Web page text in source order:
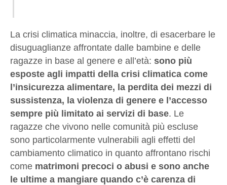
La crisi climatica minaccia, inoltre, di esacerbare le
disuguaglianze affrontate dalle bambine e delle
ragazze in base al genere e all’età: sono più
esposte agli impatti della crisi climatica come
l’insicurezza alimentare, la perdita dei mezzi di
sussistenza, la violenza di genere e l’accesso
sempre più limitato ai servizi di base. Le
ragazze che vivono nelle comunità più escluse
sono particolarmente vulnerabili agli effetti del
cambiamento climatico in quanto affrontano rischi
come matrimoni precoci o abusi e sono anche
le ultime a mangiare quando c’è carenza di